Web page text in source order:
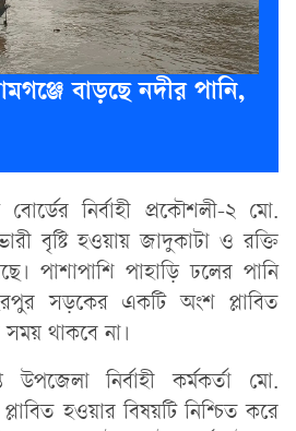
বাড়ছে নদীর পানি,
বোর্ডের নির্বাহী প্রকৌশলী-২ মো.
বৃষ্টি হওয়ায় জাদুকাটা ও রক্তি
পাশাপাশি পাহাড়ি ঢলের পানি
সড়কের একটি অংশ প্লাবিত
থাকবে না।
উপজেলা নির্বাহী কর্মকর্তা মো.
হওয়ার বিষয়টি নিশ্চিত করে